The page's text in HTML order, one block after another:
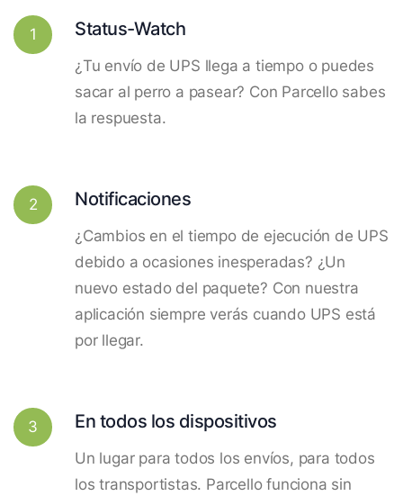
1 Status-Watch
¿Tu envío de UPS llega a tiempo o puedes
sacar al perro a pasear? Con Parcello sabes
la respuesta.
2 Notificaciones
¿Cambios en el tiempo de ejecución de UPS
debido a ocasiones inesperadas? ¿Un
nuevo estado del paquete? Con nuestra
aplicación siempre verás cuando UPS está
por llegar.
3 En todos los dispositivos
Un lugar para todos los envíos, para todos
los transportistas. Parcello funciona sin